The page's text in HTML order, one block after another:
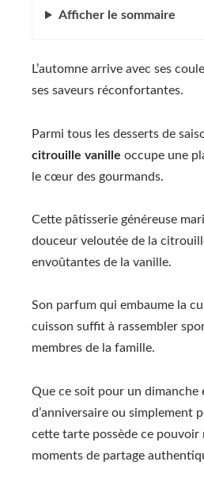
Afficher le sommaire
L’automne arrive avec ses
ses saveurs réconfortantes.
Parmi tous les desserts de
citrouille vanille occupe une
le cœur des gourmands.
Cette pâtisserie généreuse
douceur veloutée de la
envoûtantes de la vanille.
Son parfum qui embaume la
cuisson suffit à rassembler
membres de la famille.
Que ce soit pour un dimanche
d’anniversaire ou simplement
cette tarte possède ce pouvoir
moments de partage